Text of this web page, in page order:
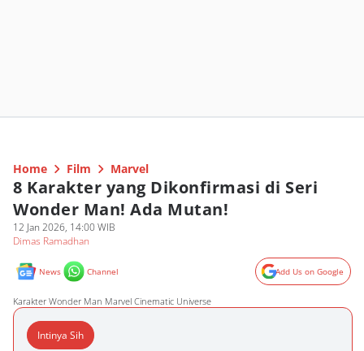
Home Film Marvel
8 Karakter yang Dikonfirmasi di Seri
Wonder Man! Ada Mutan!
12 Jan 2026, 14:00 WIB
Dimas Ramadhan
News Channel Add Us on Google
Karakter Wonder Man Marvel Cinematic Universe
Intinya Sih